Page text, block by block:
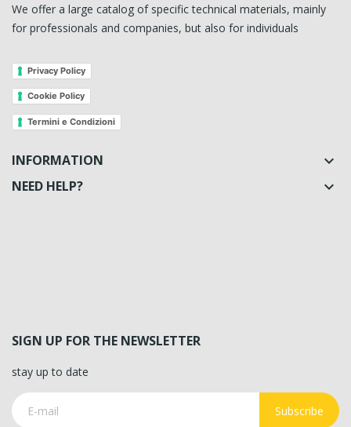
We offer a large catalog of specific technical materials, mainly
for professionals and companies, but also for individuals
Privacy Policy
Cookie Policy
Termini e Condizioni
INFORMATION 
NEED HELP? 
SIGN UP FOR THE NEWSLETTER
stay up to date
Subscribe